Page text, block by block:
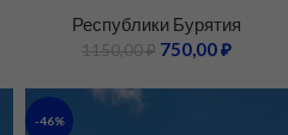
Республики Бурятия
1150,00₽ 750,00₽
-46%